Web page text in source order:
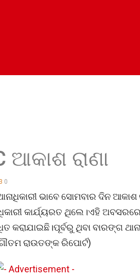
ଆକାଶ ରାଣା
0
ଭାବେ ସୋମବାର ଦିନ ଆକାଶ
କାର୍ଯ୍ୟରତ ଥିଲେ।ଏହି
ଥିବା ବାରଙ୍ଗ
ରାଉତଙ୍କ ରିପୋର୍ଟ)